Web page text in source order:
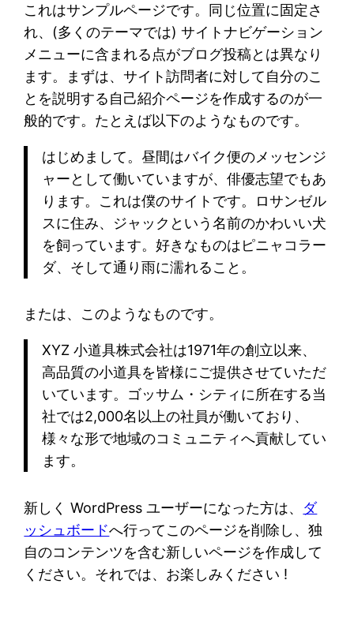
これはサンプルページです。同じ位置に固定さ
れ、(多くのテーマでは) サイトナビゲーション
メニューに含まれる点がブログ投稿とは異なり
ます。まずは、サイト訪問者に対して自分のこ
とを説明する自己紹介ページを作成するのが一
般的です。たとえば以下のようなものです。
はじめまして。昼間はバイク便のメッセンジ
ャーとして働いていますが、俳優志望でもあ
ります。これは僕のサイトです。ロサンゼル
スに住み、ジャックという名前のかわいい犬
を飼っています。好きなものはピニャコラー
ダ、そして通り雨に濡れること。
または、このようなものです。
XYZ 小道具株式会社は1971年の創立以来、
高品質の小道具を皆様にご提供させていただ
いています。ゴッサム・シティに所在する当
社では2,000名以上の社員が働いており、
様々な形で地域のコミュニティへ貢献してい
ます。
新しく WordPress ユーザーになった方は、 ダ
ッシュボードへ行ってこのページを削除し、独
自のコンテンツを含む新しいページを作成して
ください。それでは、お楽しみください !